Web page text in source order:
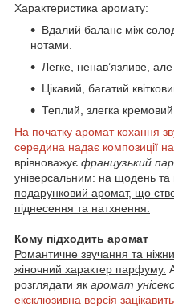
Характеристика аромату:
Вдалий баланс між
нотами.
Легке, ненав’язливе,
Цікавий, багатий
Теплий, злегка
На початку аромат кохання
середина надає композиції
врівноважує французький
універсальним: на щодень та
подарунковий аромат, що
піднесення та натхнення.
Кому підходить аромат
Романтичне звучання та
жіночний характер парфуму.
розглядати як аромат унісекс.
ексклюзивна версія